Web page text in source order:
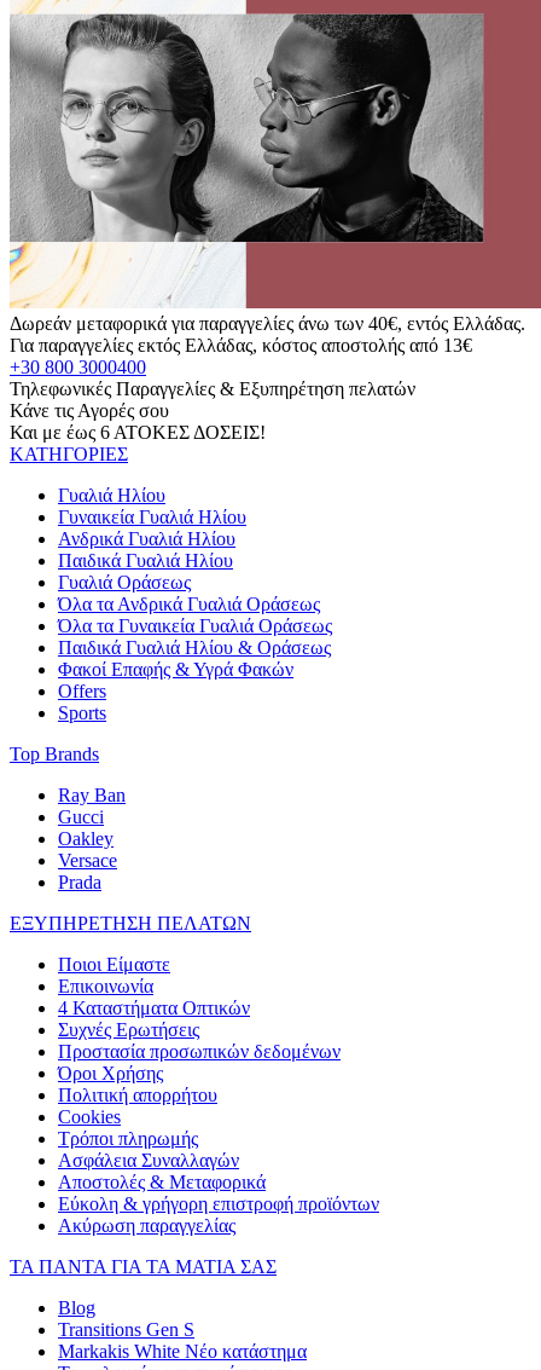
Δωρεάν μεταφορικά για παραγγελίες άνω των 40€, εντός Ελλάδας.
Για παραγγελίες εκτός Ελλάδας, κόστος αποστολής από 13€
+30 800 3000400
Τηλεφωνικές Παραγγελίες & Εξυπηρέτηση πελατών
Κάνε τις Αγορές σου
Και με έως 6 ΑΤΟΚΕΣ ΔΟΣΕΙΣ!
ΚΑΤΗΓΟΡΙΕΣ
Γυαλιά Ηλίου
Γυναικεία Γυαλιά Ηλίου
Ανδρικά Γυαλιά Ηλίου
Παιδικά Γυαλιά Ηλίου
Γυαλιά Οράσεως
Όλα τα Ανδρικά Γυαλιά Οράσεως
Όλα τα Γυναικεία Γυαλιά Οράσεως
Παιδικά Γυαλιά Ηλίου & Οράσεως
Φακοί Επαφής & Υγρά Φακών
Offers
Sports
Top Brands
Ray Ban
Gucci
Oakley
Versace
Prada
ΕΞΥΠΗΡΕΤΗΣΗ ΠΕΛΑΤΩΝ
Ποιοι Είμαστε
Επικοινωνία
4 Καταστήματα Οπτικών
Συχνές Ερωτήσεις
Προστασία προσωπικών δεδομένων
Όροι Χρήσης
Πολιτική απορρήτου
Cookies
Τρόποι πληρωμής
Ασφάλεια Συναλλαγών
Αποστολές & Μεταφορικά
Εύκολη & γρήγορη επιστροφή προϊόντων
Ακύρωση παραγγελίας
ΤΑ ΠΑΝΤΑ ΓΙΑ ΤΑ ΜΑΤΙΑ ΣΑΣ
Blog
Transitions Gen S
Markakis White Νέο κατάστημα